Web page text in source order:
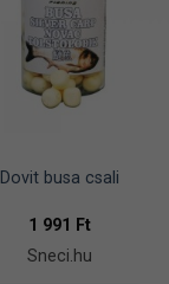
Dovit busa csali
1 991 Ft
Sneci.hu